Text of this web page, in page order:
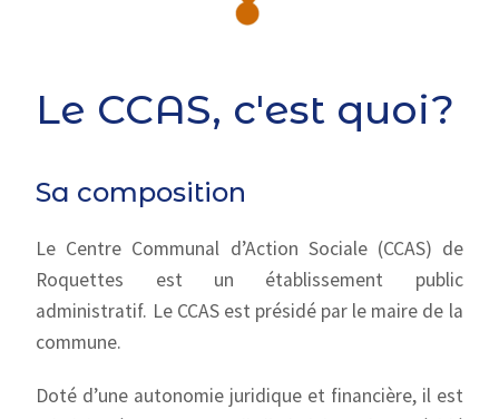
Le CCAS, c'est quoi?
Sa composition
Le Centre Communal d’Action Sociale (CCAS) de
Roquettes est un établissement public
administratif. Le CCAS est présidé par le maire de la
commune.
Doté d’une autonomie juridique et financière, il est